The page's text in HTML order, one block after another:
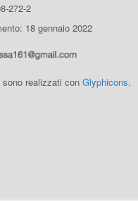
272-2
18 gennaio 2022
realizzati con Glyphicons.